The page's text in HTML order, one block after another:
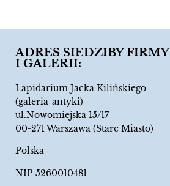
ADRES SIEDZIBY FIRMY
I GALERII:
Lapidarium Jacka Kilińskiego
(galeria-antyki)
ul.Nowomiejska 15/17
00-271 Warszawa (Stare Miasto)
Polska
NIP 5260010481